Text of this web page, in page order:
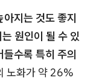
지는 것도 좋지
원인이 될 수 있
수록 특히 주의
노화가 약 26%